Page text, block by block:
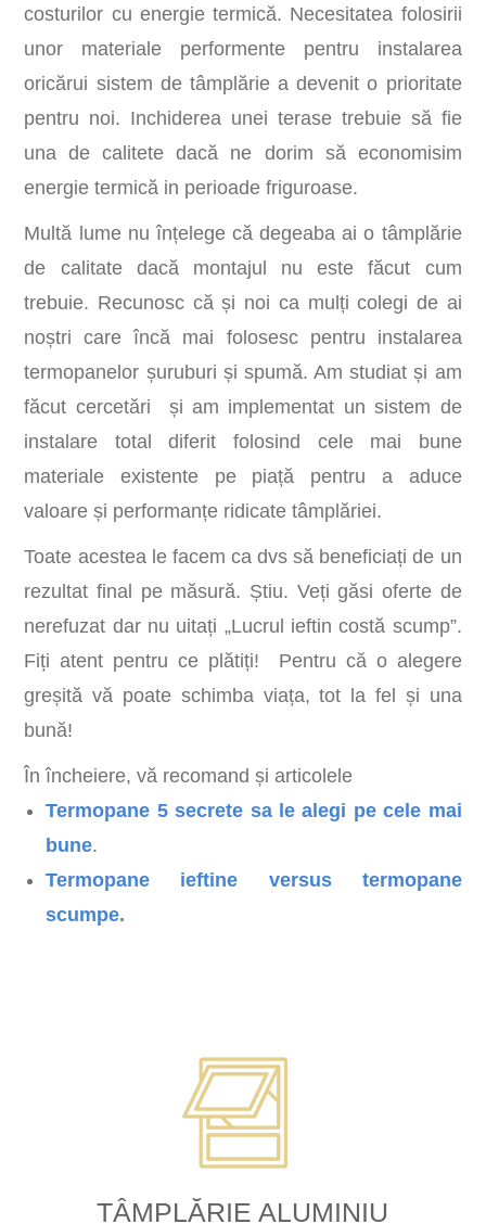
costurilor cu energie termică. Necesitatea folosirii
unor materiale performente pentru instalarea
oricărui sistem de tâmplărie a devenit o prioritate
pentru noi. Inchiderea unei terase trebuie să fie
una de calitete dacă ne dorim să economisim
energie termică in perioade friguroase.
Multă lume nu înțelege că degeaba ai o tâmplărie
de calitate dacă montajul nu este făcut cum
trebuie. Recunosc că și noi ca mulți colegi de ai
noștri care încă mai folosesc pentru instalarea
termopanelor șuruburi și spumă. Am studiat și am
făcut cercetări și am implementat un sistem de
instalare total diferit folosind cele mai bune
materiale existente pe piață pentru a aduce
valoare și performanțe ridicate tâmplăriei.
Toate acestea le facem ca dvs să beneficiați de un
rezultat final pe măsură. Știu. Veți găsi oferte de
nerefuzat dar nu uitați „Lucrul ieftin costă scump”.
Fiți atent pentru ce plătiți! Pentru că o alegere
greșită vă poate schimba viața, tot la fel și una
bună!
În încheiere, vă recomand și articolele
Termopane 5 secrete sa le alegi pe cele mai
bune.
Termopane ieftine versus termopane
scumpe.
TÂMPLĂRIE ALUMINIU